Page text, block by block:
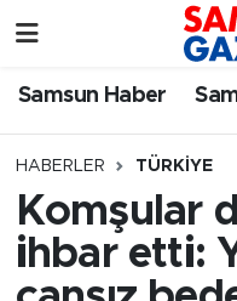
Samsun Haber
HABERLER TÜRKIYE
Komşular
ihbar etti:
Samsun Haber
Samsunspor
Samsun Rehberi
Resmi İlanlar
Samsun Nöbetçi
Samsun Hava
SAMSUN
Samsun Trafik